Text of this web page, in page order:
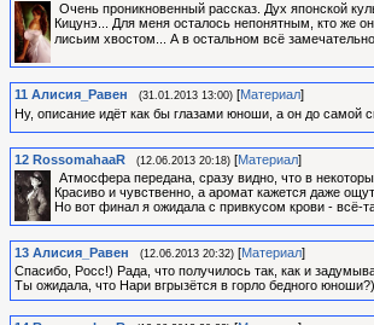
Очень проникновенный рассказ. Дух японской
Кицунэ... Для меня осталось непонятным, кто же
лисьим хвостом... А в остальном всё
11 Алиcия_Равен (31.01.2013 13:00) [Материал]
Ну, описание идёт как бы глазами юноши, а он до самой
12 RossomahaaR (12.06.2013 20:18) [Материал]
Атмосфера передана, сразу видно, что в
Красиво и чувственно, а аромат кажется даже
Но вот финал я ожидала с привкусом крови - всё-
13 Алиcия_Равен (12.06.2013 20:32) [Материал]
Спасибо, Росс!) Рада, что получилось так, как и
Ты ожидала, что Нари вгрызётся в горло бедного